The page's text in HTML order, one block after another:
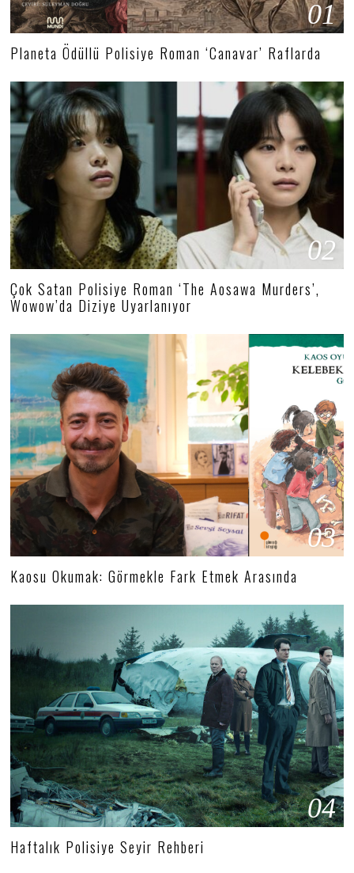
01
Planeta Ödüllü Polisiye Roman ‘Canavar’ Raflarda
02
Çok Satan Polisiye Roman ‘The Aosawa Murders’,
Wowow’da Diziye Uyarlanıyor
03
Kaosu Okumak: Görmekle Fark Etmek Arasında
04
Haftalık Polisiye Seyir Rehberi